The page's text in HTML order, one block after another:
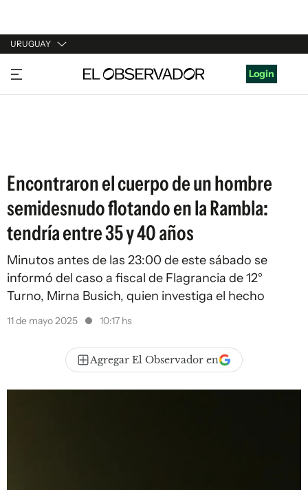
URUGUAY
URUGUAY
ARGENTINA
Login
Encontraron el cuerpo de un hombre
semidesnudo flotando en la Rambla:
tendría entre 35 y 40 años
Minutos antes de las 23:00 de este sábado se
informó del caso a fiscal de Flagrancia de 12°
Turno, Mirna Busich, quien investiga el hecho
11 de mayo 2025 10:17 hs
Agregar El Observador en